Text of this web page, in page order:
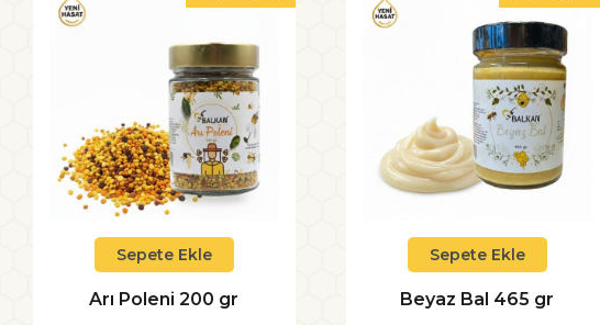
Sepete Ekle
Arı Poleni 200 gr
Sepete Ekle
Beyaz Bal 465 gr